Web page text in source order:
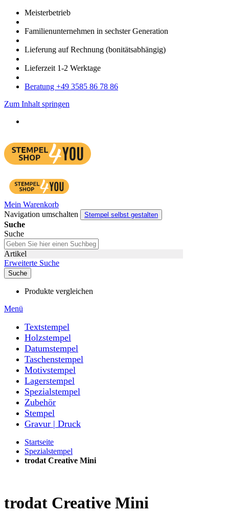
Meister­betrieb
Familien­unter­nehmen in sechster Gene­ration
Lieferung auf Rech­nung (bonitätsabhängig)
Liefer­zeit 1-2 Werk­tage
Bera­tung +49 3585 86 78 86
Zum Inhalt springen
Mein Warenkorb
Navigation umschalten
Stempel selbst gestalten
Suche
Suche
Artikel
Erweiterte Suche
Suche
Produkte vergleichen
Menü
Textstempel
Holzstempel
Datumstempel
Taschenstempel
Motivstempel
Lagerstempel
Spezialstempel
Zubehör
Stempel
Gravur | Druck
Startseite
Spezialstempel
trodat Creative Mini
trodat Creative Mini